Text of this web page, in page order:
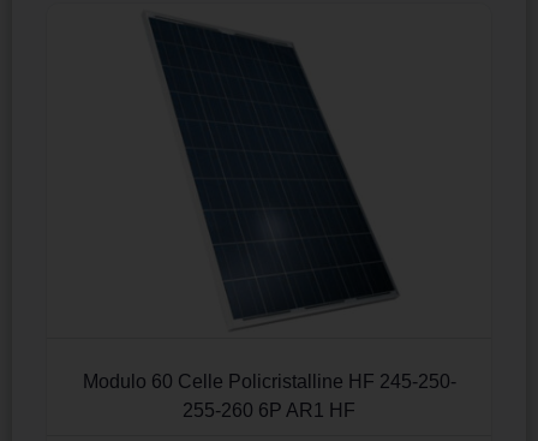
Modulo 60 Celle Policristalline HF 245-250-
255-260 6P AR1 HF